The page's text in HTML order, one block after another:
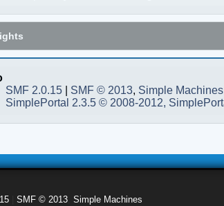
SMF 2.0.15
SMF © 2013, Simple Machines
SimplePortal 2.3.5 © 2008-2012,
|SMF © 2013 ,Simple Machines